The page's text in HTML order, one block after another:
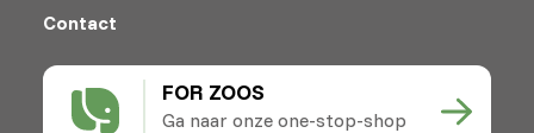
FOR ZOOS
Ga naar onze one-stop-shop
Contact